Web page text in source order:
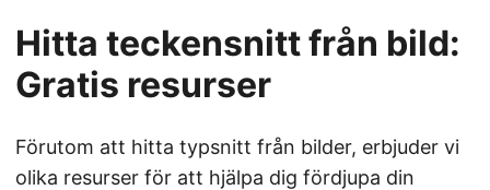
Hitta teckensnitt från bild:
Gratis resurser
Förutom att hitta typsnitt från bilder, erbjuder vi
olika resurser för att hjälpa dig fördjupa din